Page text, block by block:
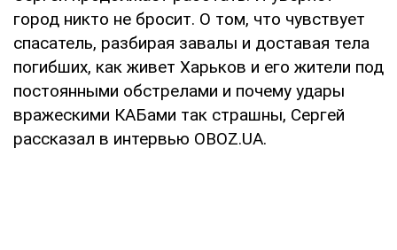
город никто не бросит. О том, что чувствует
спасатель, разбирая завалы и доставая тела
погибших, как живет Харьков и его жители под
постоянными обстрелами и почему удары
вражескими КАБами так страшны, Сергей
рассказал в интервью OBOZ.UA.